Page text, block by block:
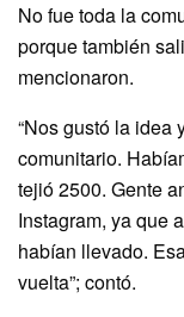
No fue toda la
porque también
mencionaron.
“Nos gustó la idea
comunitario.
tejió 2500. Gente
Instagram, ya que
habían llevado.
vuelta”; contó.